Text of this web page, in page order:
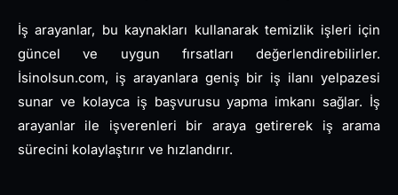
İş arayanlar, bu kaynakları kullanarak temizlik işleri için
güncel ve uygun fırsatları değerlendirebilirler.
İsinolsun.com, iş arayanlara geniş bir iş ilanı yelpazesi
sunar ve kolayca iş başvurusu yapma imkanı sağlar. İş
arayanlar ile işverenleri bir araya getirerek iş arama
sürecini kolaylaştırır ve hızlandırır.